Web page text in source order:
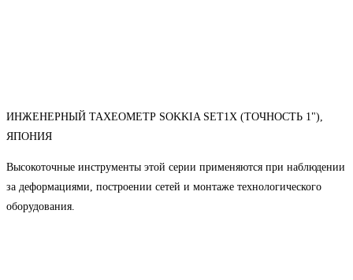
ИНЖЕНЕРНЫЙ ТАХЕОМЕТР SOKKIA SET1X (ТОЧНОСТЬ 1"),
ЯПОНИЯ
Высокоточные инструменты этой серии применяются при наблюдении
за деформациями, построении сетей и монтаже технологического
оборудования.